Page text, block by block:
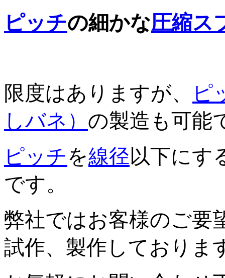
ピッチの細かな圧縮ス
限度はありますが、
ピ
しバネ） の製造も可能
ピッチを線径以下にす
です。
弊社ではお客様のご要
試作、製作しておりま